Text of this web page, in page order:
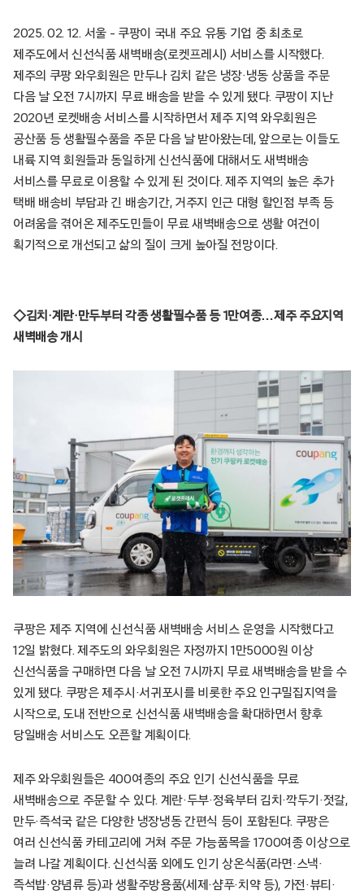
2025. 02. 12. 서울 – 쿠팡이 국내 주요 유통 기업 중 최초로
제주도에서 신선식품 새벽배송(로켓프레시) 서비스를 시작했다.
제주의 쿠팡 와우회원은 만두나 김치 같은 냉장·냉동 상품을 주문
다음 날 오전 7시까지 무료 배송을 받을 수 있게 됐다. 쿠팡이 지난
2020년 로켓배송 서비스를 시작하면서 제주 지역 와우회원은
공산품 등 생활필수품을 주문 다음 날 받아왔는데, 앞으로는 이들도
내륙 지역 회원들과 동일하게 신선식품에 대해서도 새벽배송
서비스를 무료로 이용할 수 있게 된 것이다. 제주 지역의 높은 추가
택배 배송비 부담과 긴 배송기간, 거주지 인근 대형 할인점 부족 등
어려움을 겪어온 제주도민들이 무료 새벽배송으로 생활 여건이
획기적으로 개선되고 삶의 질이 크게 높아질 전망이다.
◇김치·계란·만두부터 각종 생활필수품 등 1만여종…제주 주요지역
새벽배송 개시
쿠팡은 제주 지역에 신선식품 새벽배송 서비스 운영을 시작했다고
12일 밝혔다. 제주도의 와우회원은 자정까지 1만5000원 이상
신선식품을 구매하면 다음 날 오전 7시까지 무료 새벽배송을 받을 수
있게 됐다. 쿠팡은 제주시·서귀포시를 비롯한 주요 인구밀집지역을
시작으로, 도내 전반으로 신선식품 새벽배송을 확대하면서 향후
당일배송 서비스도 오픈할 계획이다.
제주 와우회원들은 400여종의 주요 인기 신선식품을 무료
새벽배송으로 주문할 수 있다. 계란·두부·정육부터 김치·깍두기·젓갈,
만두·즉석국 같은 다양한 냉장냉동 간편식 등이 포함된다. 쿠팡은
여러 신선식품 카테고리에 거쳐 주문 가능품목을 1700여종 이상으로
늘려 나갈 계획이다. 신선식품 외에도 인기 상온식품(라면·스낵·
즉석밥·양념류 등)과 생활주방용품(세제·샴푸·치약 등), 가전·뷰티·